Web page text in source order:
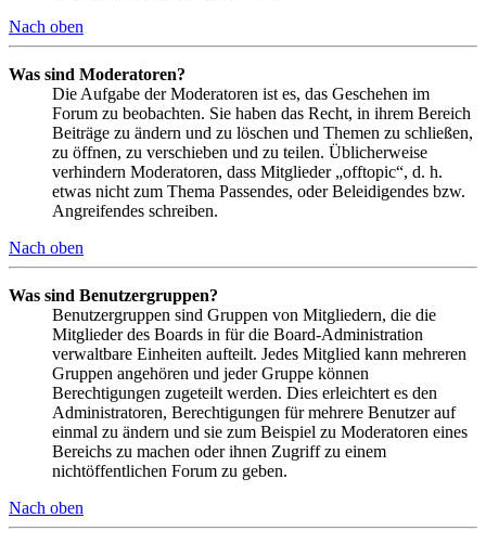
Nach oben
Was sind Moderatoren?
Die Aufgabe der Moderatoren ist es, das Geschehen im
Forum zu beobachten. Sie haben das Recht, in ihrem Bereich
Beiträge zu ändern und zu löschen und Themen zu schließen,
zu öffnen, zu verschieben und zu teilen. Üblicherweise
verhindern Moderatoren, dass Mitglieder „offtopic“, d. h.
etwas nicht zum Thema Passendes, oder Beleidigendes bzw.
Angreifendes schreiben.
Nach oben
Was sind Benutzergruppen?
Benutzergruppen sind Gruppen von Mitgliedern, die die
Mitglieder des Boards in für die Board-Administration
verwaltbare Einheiten aufteilt. Jedes Mitglied kann mehreren
Gruppen angehören und jeder Gruppe können
Berechtigungen zugeteilt werden. Dies erleichtert es den
Administratoren, Berechtigungen für mehrere Benutzer auf
einmal zu ändern und sie zum Beispiel zu Moderatoren eines
Bereichs zu machen oder ihnen Zugriff zu einem
nichtöffentlichen Forum zu geben.
Nach oben